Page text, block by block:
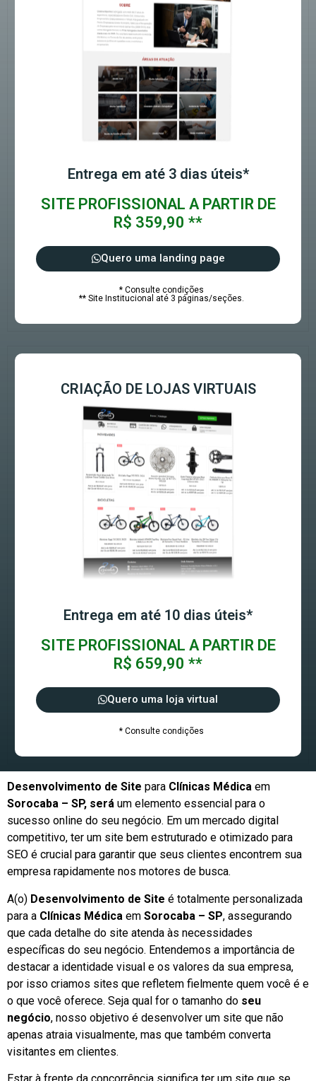
Entrega em até 3 dias úteis*
SITE PROFISSIONAL A PARTIR DE
R$ 359,90 **
Quero uma landing page
* Consulte condições
** Site Institucional até 3 páginas/seções.
CRIAÇÃO DE LOJAS VIRTUAIS
Entrega em até 10 dias úteis*
SITE PROFISSIONAL A PARTIR DE
R$ 659,90 **
Quero uma loja virtual
* Consulte condições
Desenvolvimento de Site para Clínicas Médica em
Sorocaba – SP, será um elemento essencial para o
sucesso online do seu negócio. Em um mercado digital
competitivo, ter um site bem estruturado e otimizado para
SEO é crucial para garantir que seus clientes encontrem sua
empresa rapidamente nos motores de busca.
A(o) Desenvolvimento de Site é totalmente personalizada
para a Clínicas Médica em Sorocaba – SP, assegurando
que cada detalhe do site atenda às necessidades
específicas do seu negócio. Entendemos a importância de
destacar a identidade visual e os valores da sua empresa,
por isso criamos sites que refletem fielmente quem você é e
o que você oferece. Seja qual for o tamanho do seu
negócio, nosso objetivo é desenvolver um site que não
apenas atraia visualmente, mas que também converta
visitantes em clientes.